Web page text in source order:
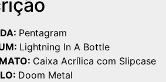
Pentagram
Lightning In A Bottle
Caixa Acrílica com Slipcase
Doom Metal